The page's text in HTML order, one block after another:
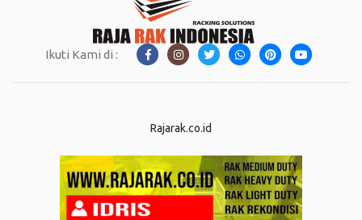
Ikuti Kami di :
Rajarak.co.id